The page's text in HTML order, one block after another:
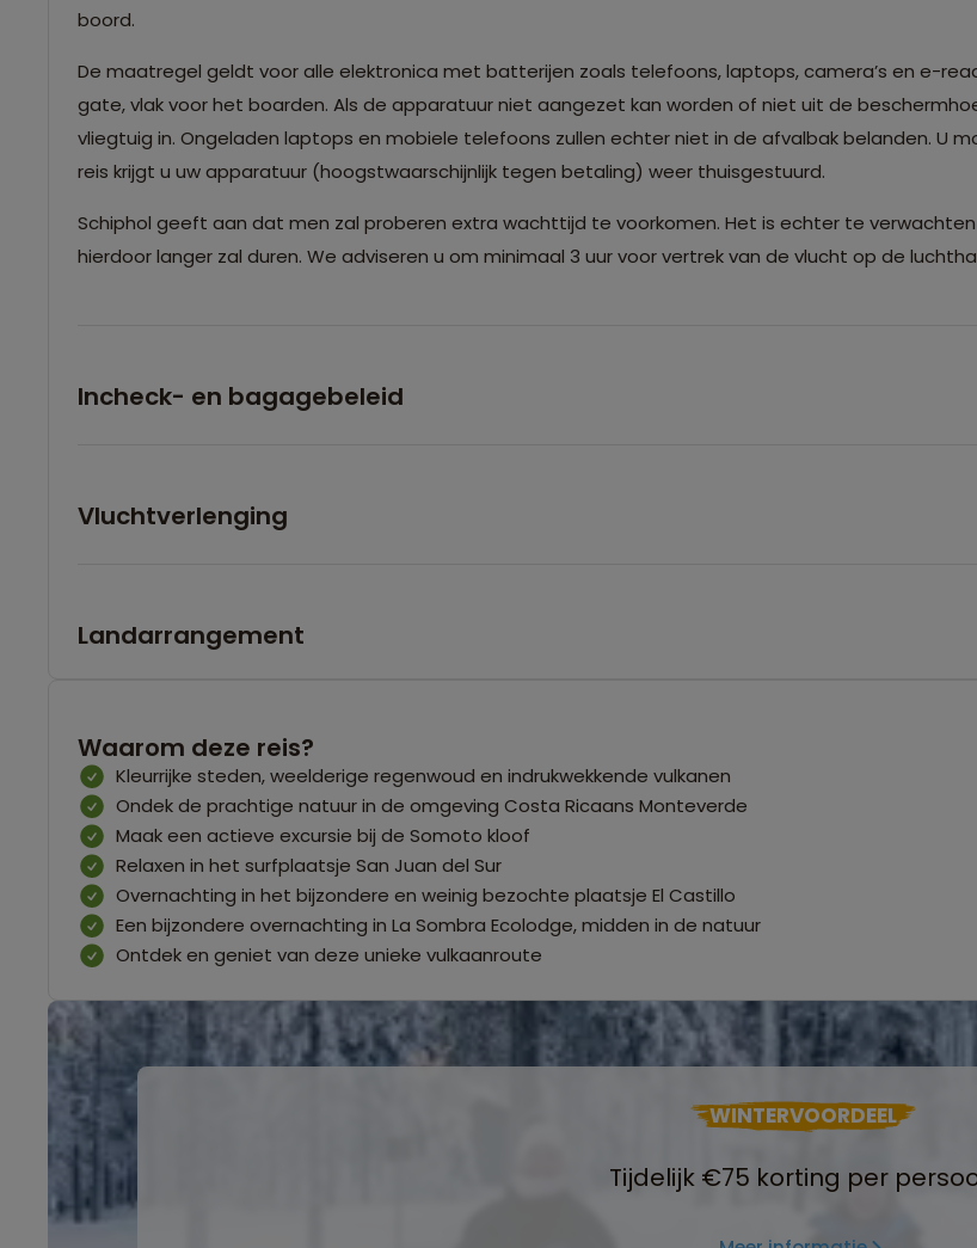
boord.
De maatregel geldt voor alle elektronica met batterijen zoals telefoons, laptops, camera’s en e-
gate, vlak voor het boarden. Als de apparatuur niet aangezet kan worden of niet uit de
vliegtuig in. Ongeladen laptops en mobiele telefoons zullen echter niet in de afvalbak belanden. U
reis krijgt u uw apparatuur (hoogstwaarschijnlijk tegen betaling) weer thuisgestuurd.
Schiphol geeft aan dat men zal proberen extra wachttijd te voorkomen. Het is echter te
hierdoor langer zal duren. We adviseren u om minimaal 3 uur voor vertrek van de vlucht op de
Incheck- en bagagebeleid
Vluchtverlenging
Landarrangement
Waarom deze reis?
Kleurrijke steden, weelderige regenwoud en indrukwekkende vulkanen
Ondek de prachtige natuur in de omgeving Costa Ricaans Monteverde
Maak een actieve excursie bij de Somoto kloof
Relaxen in het surfplaatsje San Juan del Sur
Overnachting in het bijzondere en weinig bezochte plaatsje El Castillo
Een bijzondere overnachting in La Sombra Ecolodge, midden in de natuur
Ontdek en geniet van deze unieke vulkaanroute
WINTERVOORDEEL
Tijdelijk €75 korting per